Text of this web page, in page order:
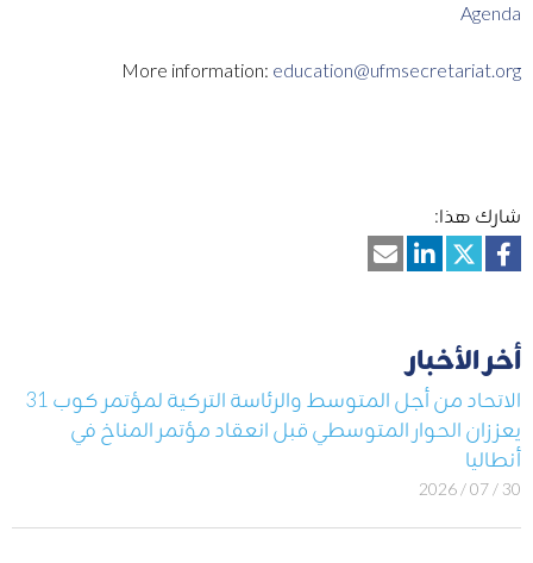
Agenda
More information: education@ufmsecretariat.org
شارك هذا:
أخر الأخبار
الاتحاد من أجل المتوسط والرئاسة التركية لمؤتمر كوب 31
يعززان الحوار المتوسطي قبل انعقاد مؤتمر المناخ في
أنطاليا
30 / 07 / 2026